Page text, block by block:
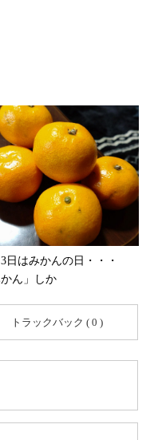
日はみかんの日・・・
かん」しか
トラックバック ( 0 )